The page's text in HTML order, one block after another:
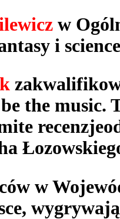
w
i
the music.
w